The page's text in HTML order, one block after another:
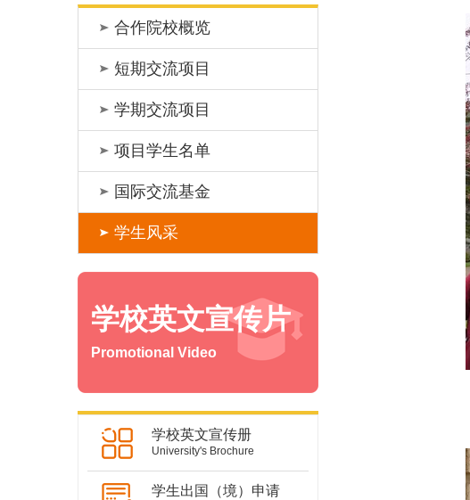
合作院校概览
短期交流项目
学期交流项目
项目学生名单
国际交流基金
学生风采
学校英文宣传片
Promotional Video
学校英文宣传册
University's Brochure
学生出国（境）申请